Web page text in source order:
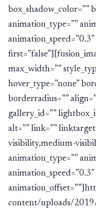
box_shadow_color=””
animation_type=””
max_width=””
hover_type=”none”
borderradius=””
gallery_id=””
alt=”” link=””
visibility,medium-
animation_type=””
animation_speed=”0.3″
content/uploads/